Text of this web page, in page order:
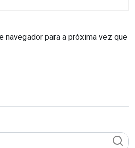
navegador para a próxima vez que